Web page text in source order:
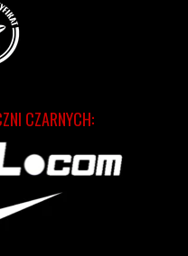
CZARNYCH: